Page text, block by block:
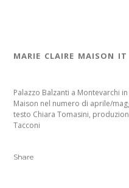
marie claire maison it
Palazzo Balzanti a Montevarchi
Maison nel numero di aprile/
testo Chiara Tomasini,
Tacconi
Share